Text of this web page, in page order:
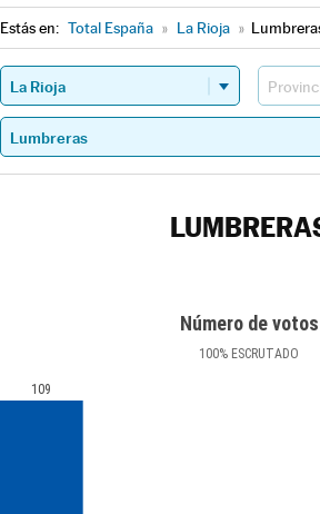
Estás en: Total España » La Rioja »
Número de votos
100% ESCRUTADO
109